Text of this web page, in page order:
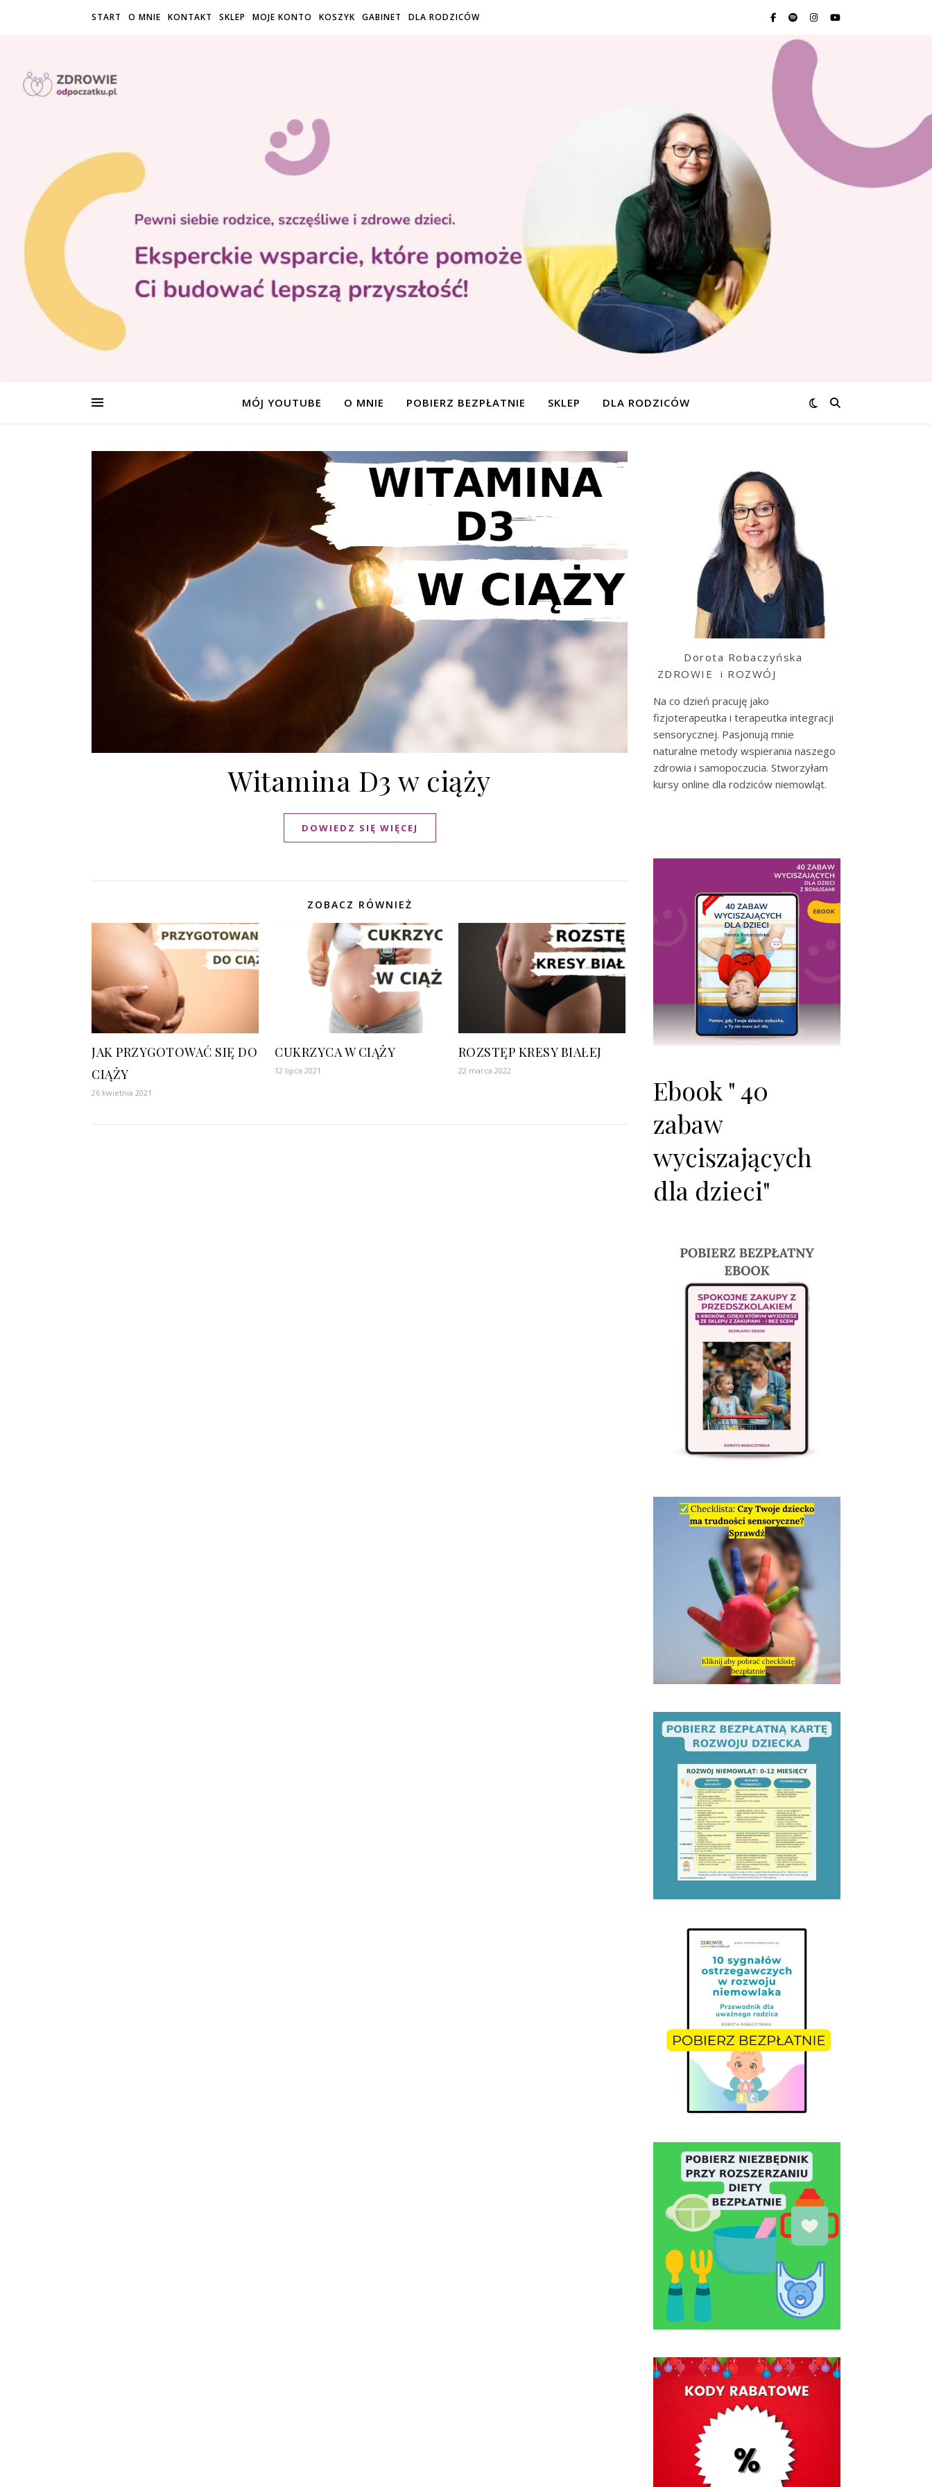
START O MNIE KONTAKT SKLEP MOJE KONTO KOSZYK GABINET DLA RODZICÓW
MÓJ YOUTUBE O MNIE POBIERZ BEZPŁATNIE SKLEP DLA RODZICÓW
Witamina D3 w ciąży
DOWIEDZ SIĘ WIĘCEJ
ZOBACZ RÓWNIEŻ
JAK PRZYGOTOWAĆ SIĘ DO
CIĄŻY
26 kwietnia 2021
CUKRZYCA W CIĄŻY
12 lipca 2021
ROZSTĘP KRESY BIAŁEJ
22 marca 2022
Dorota Robaczyńska
ZDROWIE i ROZWÓJ
Na co dzień pracuję jako
fizjoterapeutka i terapeutka integracji
sensorycznej. Pasjonują mnie
naturalne metody wspierania naszego
zdrowia i samopoczucia. Stworzyłam
kursy online dla rodziców niemowląt.
Ebook " 40
zabaw
wyciszających
dla dzieci"